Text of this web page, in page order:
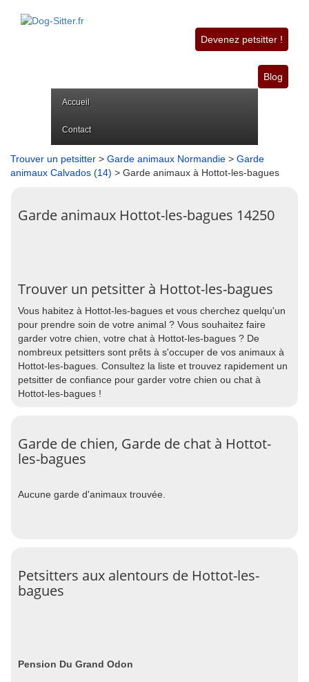
Devenez petsitter !
Blog
Accueil
Contact
Trouver un petsitter > Garde animaux Normandie > Garde
animaux Calvados (14) > Garde animaux à Hottot-les-bagues
Garde animaux Hottot-les-bagues 14250
Trouver un petsitter à Hottot-les-bagues
Vous habitez à Hottot-les-bagues et vous cherchez quelqu'un
pour prendre soin de votre animal ? Vous souhaitez faire
garder votre chien, votre chat à Hottot-les-bagues ? De
nombreux petsitters sont prêts à s'occuper de vos animaux à
Hottot-les-bagues. Consultez la liste et trouvez rapidement un
petsitter de confiance pour garder votre chien ou chat à
Hottot-les-bagues !
Garde de chien, Garde de chat à Hottot-
les-bagues
Aucune garde d'animaux trouvée.
Petsitters aux alentours de Hottot-les-
bagues
Pension Du Grand Odon